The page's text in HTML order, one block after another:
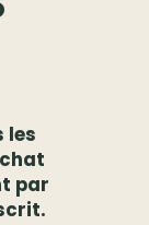
les
par